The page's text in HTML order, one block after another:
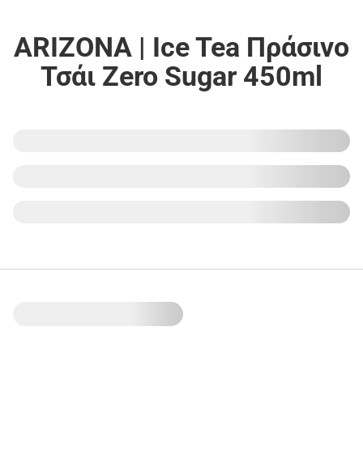
ARIZONA | Ice Tea Πράσινο
Τσάι Zero Sugar 450ml